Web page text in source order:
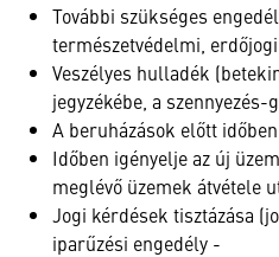
További szükséges
természetvédelmi, erdőjogi
Veszélyes hulladék
jegyzékébe, a
A beruházások előtt
Időben igényelje az új
meglévő üzemek átvétele
Jogi kérdések tisztázása
iparűzési engedély -